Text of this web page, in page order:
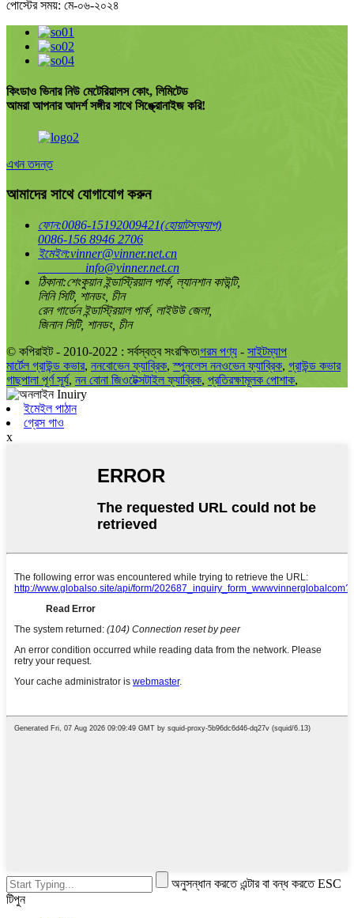
পোস্টের সময়: মে-০৬-২০২৪
কিংডাও ভিনার নিউ মেটেরিয়ালস কোং, লিমিটেড
আমরা আপনার আদর্শ সঙ্গীর সাথে সিঙ্ক্রোনাইজ করি!
এখন তদন্ত
আমাদের সাথে যোগাযোগ করুন
ফোন:0086-15192009421(হোয়াটসঅ্যাপ)
0086-156 8946 2706
ইমেইল:vinner@vinner.net.cn
info@vinner.net.cn
ঠিকানা:শেংকুয়ান ইন্ডাস্ট্রিয়াল পার্ক, ল্যানশান কাউন্টি,
লিনি সিটি, শানডং, চীন
রেন গার্ডেন ইন্ডাস্ট্রিয়াল পার্ক, লাইউউ জেলা,
জিনান সিটি, শানডং, চীন
© কপিরাইট - 2010-2022 : সর্বস্বত্ব সংরক্ষিত৷গরম পণ্য - সাইটম্যাপ
মার্টেল গ্রাউন্ড কভার, ননবোভেন ফ্যাব্রিক,স্পুনলেস ননওভেন ফ্যাব্রিক, গ্রাউন্ড কভার
গাছপালা পূর্ণ সূর্য, নন বোনা জিওটেক্সটাইল ফ্যাব্রিক, প্রতিরক্ষামূলক পোশাক,
ইমেইল পাঠান
গ্রেস গাও
x
অনুসন্ধান করতে এন্টার বা বন্ধ করতে ESC
টিপুন